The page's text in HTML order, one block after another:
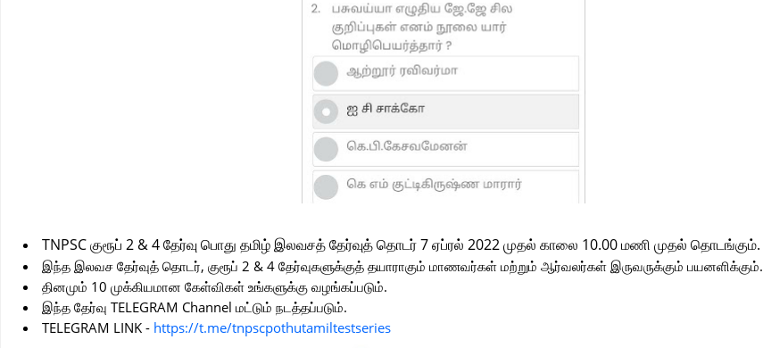
TNPSC குரூப் 2 & 4 தேர்வு பொது தமிழ் இலவசத் தேர்வுத் தொடர் 7 ஏப்ரல் 2022 முதல் காலை 10.00 மணி முதல் தொடங்கும்.
இந்த இலவச தேர்வுத் தொடர், குரூப் 2 & 4 தேர்வுகளுக்குத் தயாராகும் மாணவர்கள் மற்றும் ஆர்வலர்கள் இருவருக்கும் பயனளிக்கும்.
தினமும் 10 முக்கியமான கேள்விகள் உங்களுக்கு வழங்கப்படும்.
இந்த தேர்வு TELEGRAM Channel மட்டும் நடத்தப்படும்.
TELEGRAM LINK - https://t.me/tnpscpothutamiltestseries